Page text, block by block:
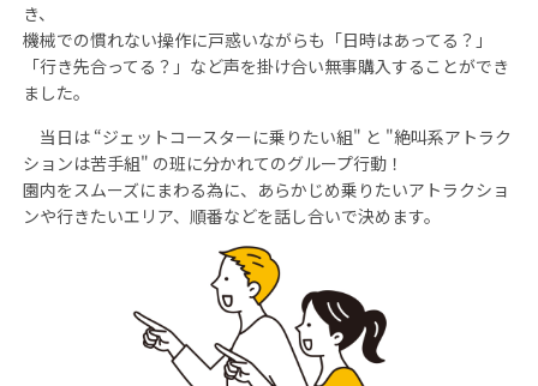
き、
機械での慣れない操作に戸惑いながらも「日時はあってる？」
「行き先合ってる？」など声を掛け合い無事購入することができ
ました。
当日は “ジェットコースターに乗りたい組" と "絶叫系アトラク
ションは苦手組" の班に分かれてのグループ行動！
園内をスムーズにまわる為に、あらかじめ乗りたいアトラクショ
ンや行きたいエリア、順番などを話し合いで決めます。